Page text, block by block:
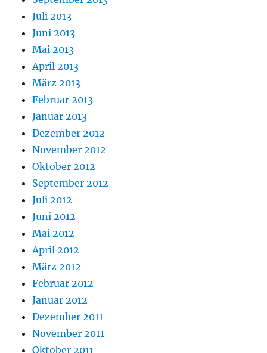
Juli 2013
Juni 2013
Mai 2013
April 2013
März 2013
Februar 2013
Januar 2013
Dezember 2012
November 2012
Oktober 2012
September 2012
Juli 2012
Juni 2012
Mai 2012
April 2012
März 2012
Februar 2012
Januar 2012
Dezember 2011
November 2011
Oktober 2011